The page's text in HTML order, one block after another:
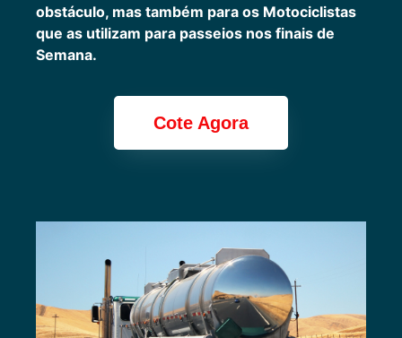
obstáculo, mas também para os Motociclistas
que as utilizam para passeios nos finais de
Semana.
Cote Agora